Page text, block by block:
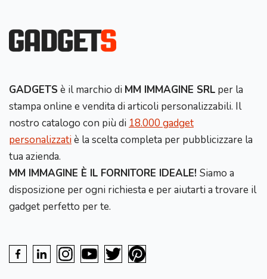
GADGETS è il marchio di MM IMMAGINE SRL per la
stampa online e vendita di articoli personalizzabili. Il
nostro catalogo con più di 18.000 gadget
personalizzatiè la scelta completa per pubblicizzare la
tua azienda.
MM IMMAGINE È IL FORNITORE IDEALE! Siamo a
disposizione per ogni richiesta e per aiutarti a trovare il
gadget perfetto per te.